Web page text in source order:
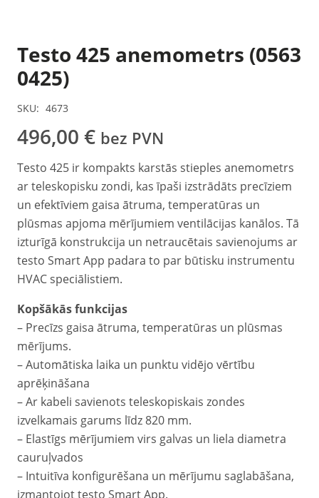
Testo 425 anemometrs (0563
0425)
SKU: 4673
496,00 € bez PVN
Testo 425 ir kompakts karstās stieples anemometrs
ar teleskopisku zondi, kas īpaši izstrādāts precīziem
un efektīviem gaisa ātruma, temperatūras un
plūsmas apjoma mērījumiem ventilācijas kanālos. Tā
izturīgā konstrukcija un netraucētais savienojums ar
testo Smart App padara to par būtisku instrumentu
HVAC speciālistiem.
Kopšākās funkcijas
– Precīzs gaisa ātruma, temperatūras un plūsmas
mērījums.
– Automātiska laika un punktu vidējo vērtību
aprēķināšana
– Ar kabeli savienots teleskopiskais zondes
izvelkamais garums līdz 820 mm.
– Elastīgs mērījumiem virs galvas un liela diametra
cauruļvados
– Intuitīva konfigurēšana un mērījumu saglabāšana,
izmantojot testo Smart App.